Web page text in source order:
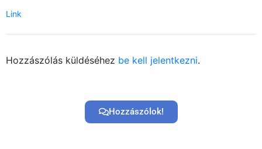
Link
Hozzászólás küldéséhez be kell jelentkezni.
Hozzászólok!